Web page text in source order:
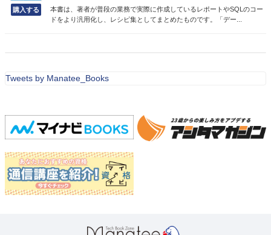
本書は、著者が普段の業務で実際に作成しているレポートやSQLのコー
ドをより汎用化し、レシピ集としてまとめたものです。「デー...
Tweets by Manatee_Books